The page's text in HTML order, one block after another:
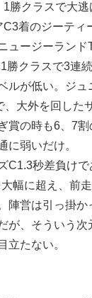
勝クラスで大
着のジーティ
ュージーランド
勝クラスで3連
ルが低い。ジ
大外を回した
賞の時も6、7割
に弱いだけ。
C1.3秒差負け
幅に超え、前
陣営は引っ掛
が、そういう次
立たない。